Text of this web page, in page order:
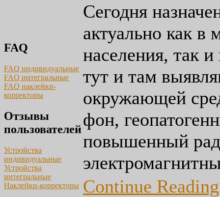
FAQ
FAQ индивидуальные
FAQ интегральные
FAQ наклейки-
корректоры
Отзывы
пользователей
Устройства
индивидуальные
Устройства
интегральные
Наклейки-корректоры
Сегодня
актуально как в
населения, так
тут и там
окружающей
фон,
повышенный
Continue